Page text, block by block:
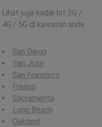
Lihat juga kadar bit 3G /
4G / 5G di kawasan anda
:
San Diego
San Jose
San Francisco
Fresno
Sacramento
Long Beach
Oakland